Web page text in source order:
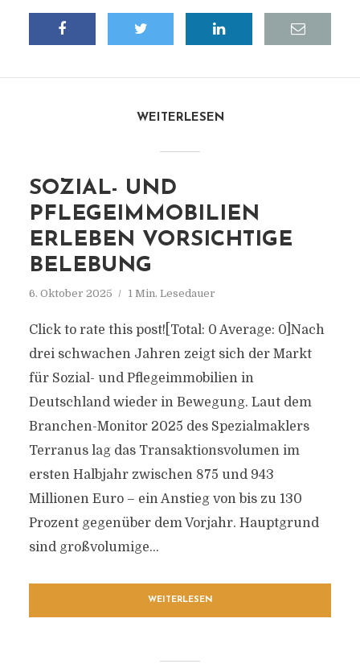
WEITERLESEN
SOZIAL- UND
PFLEGEIMMOBILIEN
ERLEBEN VORSICHTIGE
BELEBUNG
6. Oktober 2025 1 Min. Lesedauer
Click to rate this post![Total: 0 Average: 0]Nach
drei schwachen Jahren zeigt sich der Markt
für Sozial- und Pflegeimmobilien in
Deutschland wieder in Bewegung. Laut dem
Branchen-Monitor 2025 des Spezialmaklers
Terranus lag das Transaktionsvolumen im
ersten Halbjahr zwischen 875 und 943
Millionen Euro – ein Anstieg von bis zu 130
Prozent gegenüber dem Vorjahr. Hauptgrund
sind großvolumige...
WEITERLESEN